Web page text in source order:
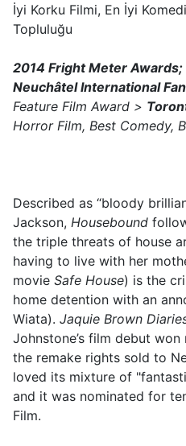
İyi Korku Filmi, En İyi
Topluluğu
2014 Fright Meter Awards;
Neuchâtel International
Feature Film Award >
Horror Film, Best Comedy,
Described as “bloody
Jackson, Housebound
the triple threats of house
having to live with her
movie Safe House) is the
home detention with an
Wiata). Jaquie Brown
Johnstone’s film debut
the remake rights sold to
loved its mixture of
and it was nominated for
Film.